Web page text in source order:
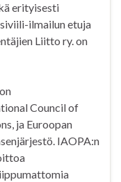
erityisesti
ilmailun etuja
Liitto ry. on
Council of
ja Euroopan
IAOPA:n